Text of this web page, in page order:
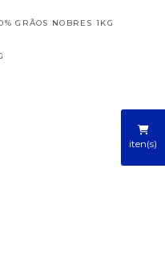
iten(s)
GRÃOS NOBRES 1KG